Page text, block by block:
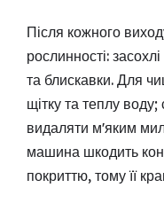
Після кожного
рослинності:
та блискавки. Для
щітку та теплу
видаляти мʼяким
машина шкодить
покриттю, тому її